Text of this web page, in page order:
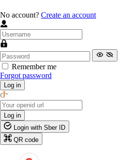
No account? Create an account
Remember me
Forgot password
Log in
Log in
Login with Sber ID
QR code